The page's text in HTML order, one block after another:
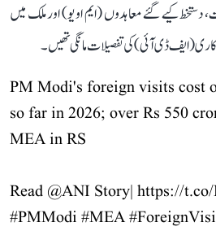
کیے گئے معاہدوں (ایم او یو) اور ملک میں
کاری (ایف ڈی آئی) کی تفصیلات مانگی تھیں۔
PM Modi's foreign visits cost
so far in 2026; over Rs 550
MEA in RS
Read @ANI Story| https://
#PMModi #MEA